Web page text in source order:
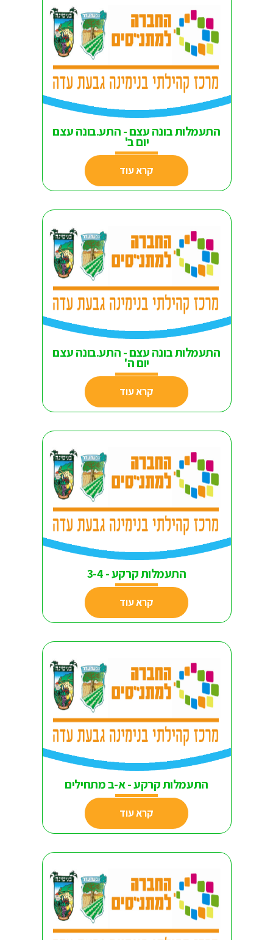
התעמלות בונה עצם - התע.בונה עצם
יום ב'
קרא עוד
התעמלות בונה עצם - התע.בונה עצם
יום ה'
קרא עוד
התעמלות קרקע - 3-4
קרא עוד
התעמלות קרקע - א-ב מתחילים
קרא עוד